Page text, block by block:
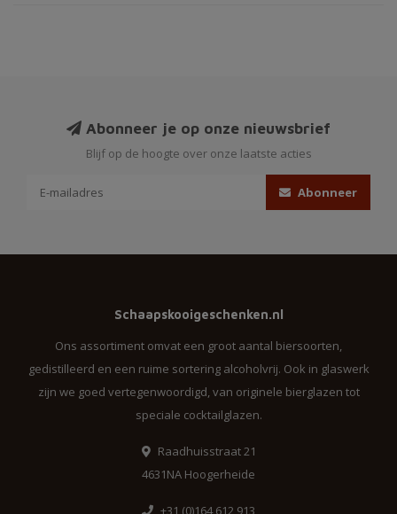
Abonneer je op onze nieuwsbrief
Blijf op de hoogte over onze laatste acties
Abonneer
Schaapskooigeschenken.nl
Ons assortiment omvat een groot aantal biersoorten,
gedistilleerd en een ruime sortering alcoholvrij. Ook in glaswerk
zijn we goed vertegenwoordigd, van originele bierglazen tot
speciale cocktailglazen.
Raadhuisstraat 21
4631NA Hoogerheide
+31 (0)164 612 913